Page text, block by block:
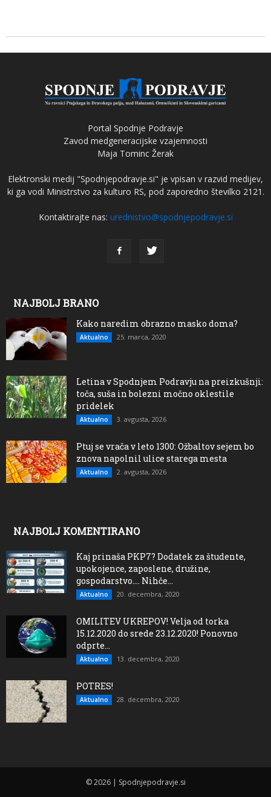
Portal Spodnje Podravje
Zavod medgeneracijske vzajemnosti
Maja Tominc Žerak
Elektronski medij "Spodnjepodravje.si" je vpisan v razvid medijev,
ki ga vodi Ministrstvo za kulturo RS, pod zaporedno številko 2121.
Kontaktirajte nas: urednistvo@spodnjepodravje.si
NAJBOLJ BRANO
Kako naredim obrazno masko doma?
Aktualno 25. marca, 2020
Letina v Spodnjem Podravju na preizkušnji:
toča, suša in bolezni močno oklestile
pridelek
Aktualno 3. avgusta, 2026
Ptuj se vrača v leto 1300: Ožbaltov sejem bo
znova napolnil ulice starega mesta
Aktualno 2. avgusta, 2026
NAJBOLJ KOMENTIRANO
Kaj prinaša PKP7? Dodatek za študente,
upokojence, zaposlene, družine,
gospodarstvo…. Nihče...
Aktualno 20. decembra, 2020
OMILITEV UKREPOV! Velja od torka
15.12.2020 do srede 23.12.2020! Ponovno
odprte...
Aktualno 13. decembra, 2020
POTRES!
Aktualno 28. decembra, 2020
© 2026 | Spodnjepodravje.si